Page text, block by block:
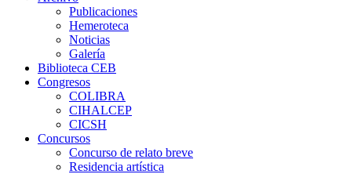
Publicaciones
Hemeroteca
Noticias
Galería
Biblioteca CEB
Congresos
COLIBRA
CIHALCEP
CICSH
Concursos
Concurso de relato breve
Residencia artística